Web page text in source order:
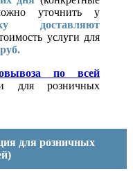
уточнить у
доставляют
услуги для
по всей
для розничных
для розничных